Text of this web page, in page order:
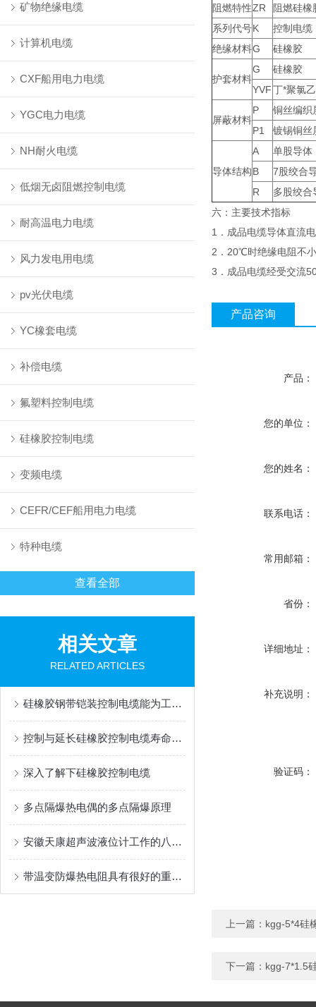
矿物绝缘电缆
计算机电缆
CXF船用电力电缆
YGC电力电缆
NH耐火电缆
低烟无卤阻燃控制电缆
耐高温电力电缆
风力发电用电缆
pv光伏电缆
YC橡套电缆
补偿电缆
氟塑料控制电缆
硅橡胶控制电缆
变频电缆
CEFR/CEF船用电力电缆
特种电缆
查看全部
相关文章
RELATED ARTICLES
硅橡胶钢带铠装控制电缆能为工业生产和各类工程提供可靠的保障
控制与延长硅橡胶控制电缆寿命的方法
深入了解下硅橡胶控制电缆
多点隔爆热电偶的多点隔爆原理
安徽天康超声波液位计工作的八大因素
带温变防爆热电阻具有很好的重现性和稳定性
阻燃特性ZR
阻燃硅橡
系列代号K
控制电缆
绝缘材料G 硅橡胶
护套材料
G
硅橡胶
YVF丁*聚氯
屏蔽材料
P
铜丝编织
P1
镀锡铜丝
导体结构
A
单股导体
B
7股绞合
R
多股绞合
六：主要技术指标
1．成品电缆导体直流
2．20℃时绝缘电阻不
3．成品电缆经受交流
产品咨询
产品：
您的单位：
您的姓名：
联系电话：
常用邮箱：
省份：
详细地址：
补充说明：
验证码：
上一篇： kgg-5*4硅
下一篇： kgg-7*1.5